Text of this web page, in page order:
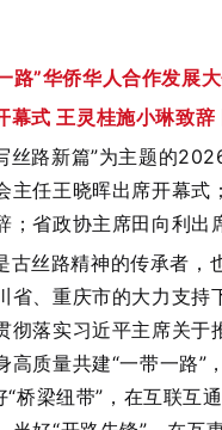
路”华侨华人合作发展
幕式 王灵桂施小琳致辞
路新篇”为主题的
主任王晓晖出席开幕式
省政协主席田向利出
丝路精神的传承者，
、重庆市的大力支持
落实习近平主席关于
质量共建“一带一路”
桥梁纽带”，在互联互